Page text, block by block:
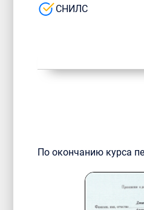
СНИЛС
По окончанию курса